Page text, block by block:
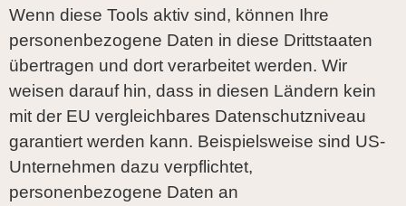
Wenn diese Tools aktiv sind, können Ihre
personenbezogene Daten in diese Drittstaaten
übertragen und dort verarbeitet werden. Wir
weisen darauf hin, dass in diesen Ländern kein
mit der EU vergleichbares Datenschutzniveau
garantiert werden kann. Beispielsweise sind US-
Unternehmen dazu verpflichtet,
personenbezogene Daten an